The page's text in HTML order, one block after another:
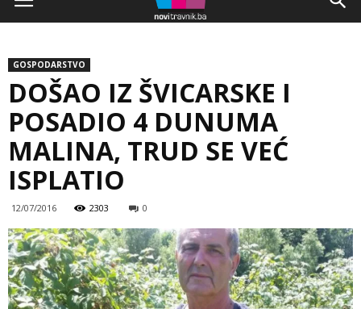
GOSPODARSTVO
DOŠAO IZ ŠVICARSKE I
POSADIO 4 DUNUMA
MALINA, TRUD SE VEĆ
ISPLATIO
12/07/2016 2303 0